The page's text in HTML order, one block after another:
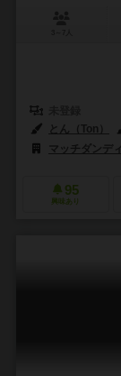
とん（Ton）
マッチダンデ
95
興味あり